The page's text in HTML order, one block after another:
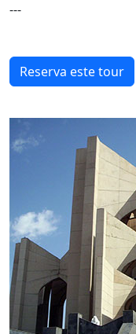
---
Reserva este tour